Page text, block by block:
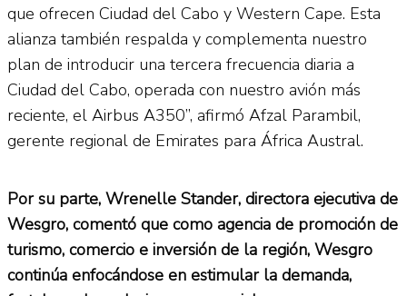
que ofrecen Ciudad del Cabo y Western Cape. Esta
alianza también respalda y complementa nuestro
plan de introducir una tercera frecuencia diaria a
Ciudad del Cabo, operada con nuestro avión más
reciente, el Airbus A350”, afirmó Afzal Parambil,
gerente regional de Emirates para África Austral.
Por su parte, Wrenelle Stander, directora ejecutiva de
Wesgro, comentó que como agencia de promoción de
turismo, comercio e inversión de la región, Wesgro
continúa enfocándose en estimular la demanda,